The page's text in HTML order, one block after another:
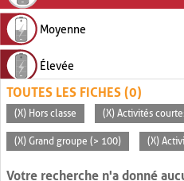
Moyenne
Élevée
TOUTES LES FICHES (0)
(X) Hors classe (X) Activités
(X) Grand groupe (> 100) (X)
Votre recherche n'a donné